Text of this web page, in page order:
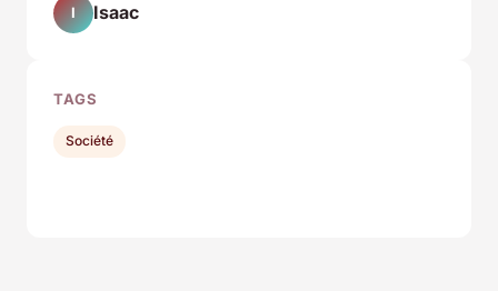
I Isaac
TAGS
Société